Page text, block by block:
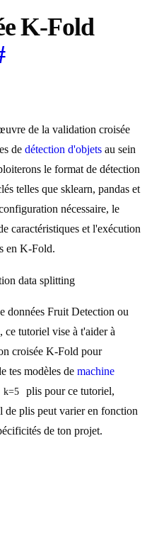
K-Fold
de la validation croisée
de détection d'objets au sein
le format de détection
telles que sklearn, pandas et
nécessaire, le
caractéristiques et l'exécution
en K-Fold.
données Fruit Detection ou
ce tutoriel vise à t'aider à
croisée K-Fold pour
tes modèles de machine
k=5
plis pour ce tutoriel,
de plis peut varier en fonction
de ton projet.